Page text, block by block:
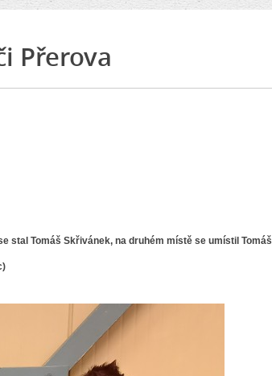
Přerova
stal Tomáš Skřivánek, na druhém místě se umístil Tomáš